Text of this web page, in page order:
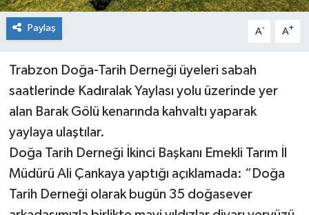
Paylaş A- A+
Trabzon Doğa-Tarih Derneği üyeleri sabah
saatlerinde Kadıralak Yaylası yolu üzerinde yer
alan Barak Gölü kenarında kahvaltı yaparak
yaylaya ulaştılar.
Doğa Tarih Derneği İkinci Başkanı Emekli Tarım İl
Müdürü Ali Çankaya yaptığı açıklamada: “Doğa
Tarih Derneği olarak bugün 35 doğasever